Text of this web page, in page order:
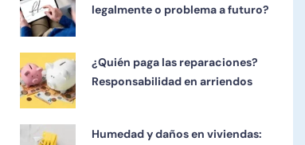
legalmente o problema a futuro?
¿Quién paga las reparaciones?
Responsabilidad en arriendos
Humedad y daños en viviendas: